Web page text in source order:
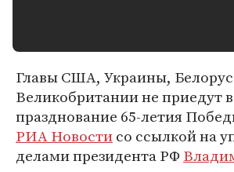
Главы США, Украины,
Великобритании не приедут
празднование 65-летия
РИА Новостисо ссылкой на
делами президента РФ